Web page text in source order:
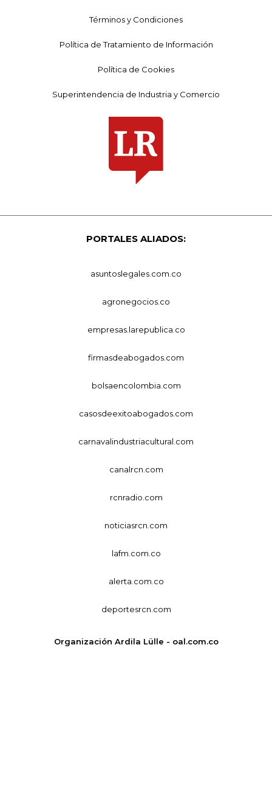
Términos y Condiciones
Política de Tratamiento de Información
Política de Cookies
Superintendencia de Industria y Comercio
PORTALES ALIADOS:
asuntoslegales.com.co
agronegocios.co
empresas.larepublica.co
firmasdeabogados.com
bolsaencolombia.com
casosdeexitoabogados.com
carnavalindustriacultural.com
canalrcn.com
rcnradio.com
noticiasrcn.com
lafm.com.co
alerta.com.co
deportesrcn.com
Organización Ardila Lülle - oal.com.co